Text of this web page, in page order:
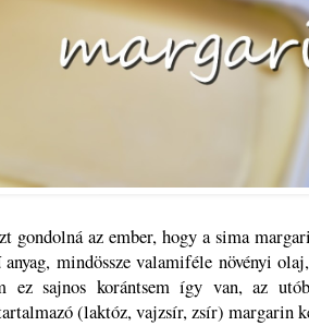
gondolná az ember, hogy a sima
mindössze valamiféle növényi
ez sajnos korántsem így van, az
(laktóz, vajzsír, zsír) margarin